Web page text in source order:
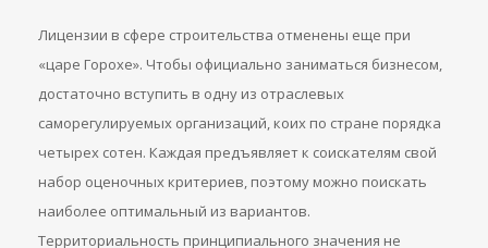
Лицензии в сфере строительства отменены еще при
«царе Горохе». Чтобы официально заниматься бизнесом,
достаточно вступить в одну из отраслевых
саморегулируемых организаций, коих по стране порядка
четырех сотен. Каждая предъявляет к соискателям свой
набор оценочных критериев, поэтому можно поискать
наиболее оптимальный из вариантов.
Территориальность принципиального значения не